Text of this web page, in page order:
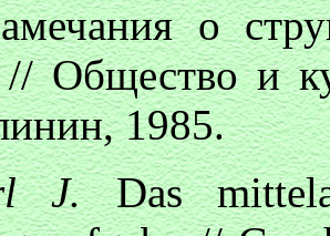
о
Общество и
1985.
J.Das